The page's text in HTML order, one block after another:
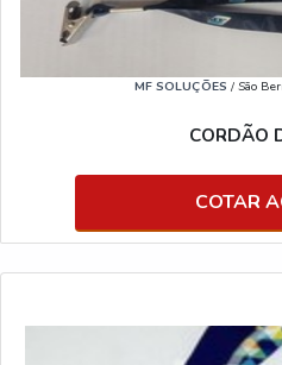
MF SOLUÇÕES / São
CORDÃO
COTAR